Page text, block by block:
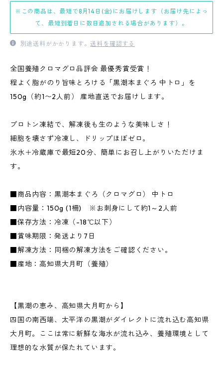
※この商品は、最短で8月14日(金)にお届けします（お届け先によっ
て、最短到着日に数日追加される場合があります）。
別途送料がかかります。送料を確認する
全国養殖クロマグロ品評会 最優秀賞受賞！
程よく脂がのり旨味とろける「黒潮本まぐろ 中トロ」を
150g（約1〜2人前） 産地直送でお届けします。
プロトン凍結で、解凍後も生のような美味しさ！
細胞を壊さず冷凍し、ドリップほぼゼロ。
氷水＋冷蔵庫で最短20分、簡単にお召し上がりいただけま
す。
■商品内容：黒潮本まぐろ（クロマグロ） 中トロ
■内容量：150g (1柵) ※お刺身にして約1～2人前
■保存方法：冷凍（-18℃以下）
■賞味期限：発送より7日
■解凍方法：同梱の解凍方法をご確認ください。
■産地：高知県大月町（養殖）
【黒潮の恵み、高知県大月町から】
四国の南西端、太平洋の黒潮がダイレクトに流れ込む高知県
大月町。ここは常に新鮮な海水が流れ込み、養殖環境として
理想的な水質が保たれています。